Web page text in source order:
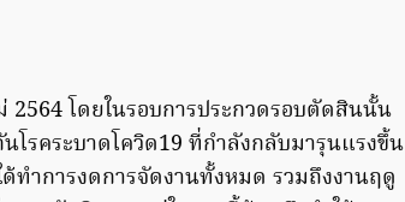
2564 โดยในรอบการประกวดรอบตัดสินนั้น
โรคระบาดโควิด19 ที่กำลังกลับมารุนแรงขึ้น
ทำการงดการจัดงานทั้งหมด รวมถึงงานฤดู